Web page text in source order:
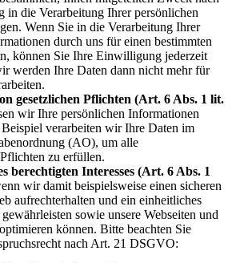
die Verarbeitung Ihrer persönlichen
Wenn Sie in die Verarbeitung Ihrer
durch uns für einen bestimmten
können Sie Ihre Einwilligung jederzeit
werden Ihre Daten dann nicht mehr für
gesetzlichen Pflichten (Art. 6 Abs. 1 lit.
wir Ihre persönlichen Informationen
verarbeiten wir Ihre Daten im
(AO), um alle
zu erfüllen.
berechtigten Interesses (Art. 6 Abs. 1
wir damit beispielsweise einen sicheren
aufrechterhalten und ein einheitliches
sowie unsere Webseiten und
können. Bitte beachten Sie
nach Art. 21 DSGVO: